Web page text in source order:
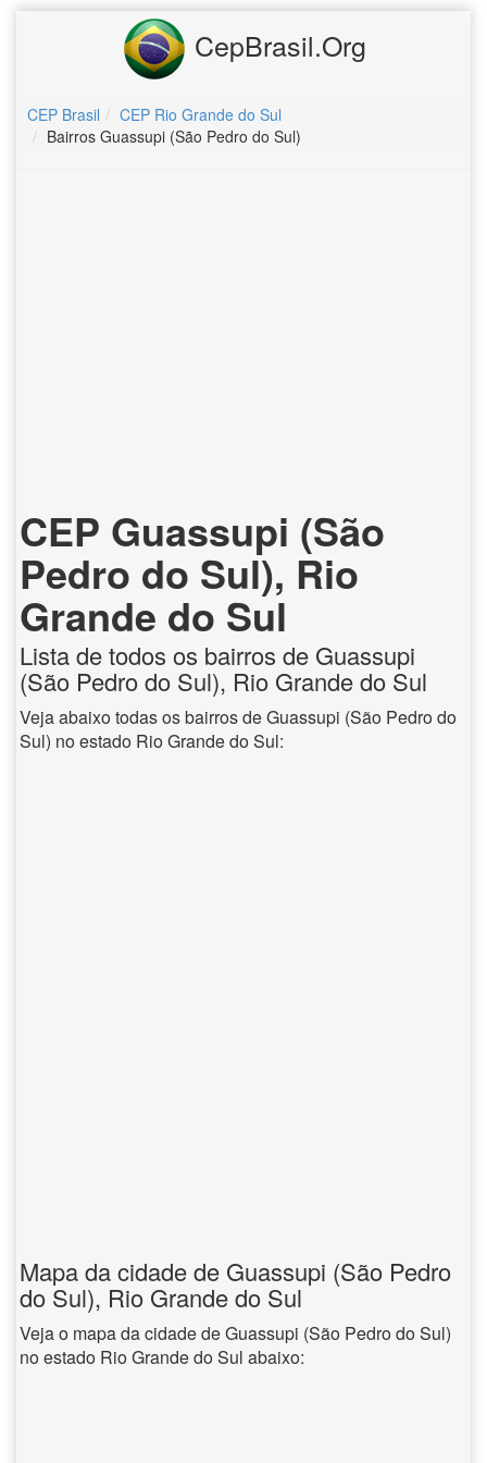
CepBrasil.Org
CEP Brasil
CEP Rio Grande do Sul
Bairros Guassupi (São Pedro do Sul)
CEP Guassupi (São
Pedro do Sul), Rio
Grande do Sul
Lista de todos os bairros de Guassupi
(São Pedro do Sul), Rio Grande do Sul
Veja abaixo todas os bairros de Guassupi (São Pedro do
Sul) no estado Rio Grande do Sul:
Mapa da cidade de Guassupi (São Pedro
do Sul), Rio Grande do Sul
Veja o mapa da cidade de Guassupi (São Pedro do Sul)
no estado Rio Grande do Sul abaixo: